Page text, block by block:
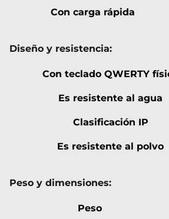
Con carga rápida
Diseño y resistencia:
Con teclado QWERTY
Es resistente al agua
Clasificación IP
Es resistente al polvo
Peso y dimensiones:
Peso